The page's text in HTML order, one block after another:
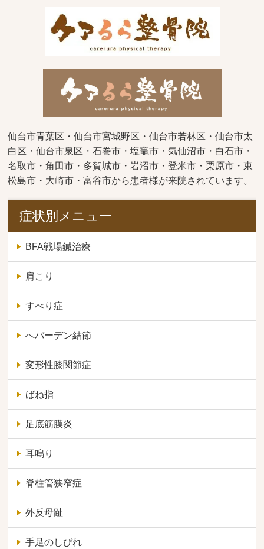
仙台市青葉区・仙台市宮城野区・仙台市若林区・仙台市太
白区・仙台市泉区・石巻市・塩竈市・気仙沼市・白石市・
名取市・角田市・多賀城市・岩沼市・登米市・栗原市・東
松島市・大崎市・富谷市から患者様が来院されています。
症状別メニュー
BFA戦場鍼治療
肩こり
すべり症
へバーデン結節
変形性膝関節症
ばね指
足底筋膜炎
耳鳴り
脊柱管狭窄症
外反母趾
手足のしびれ